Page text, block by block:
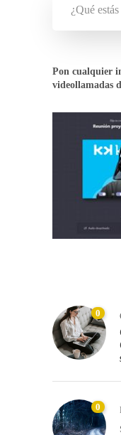
Pon cualquier
videollamadas
0
0